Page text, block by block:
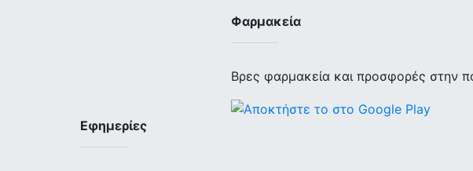
Φαρμακεία
Βρες φαρμακεία και προσφορές στην
Εφημερίες